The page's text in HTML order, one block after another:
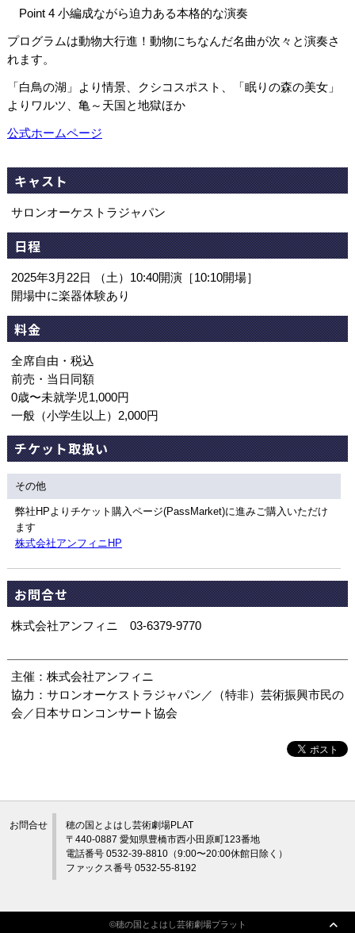
Point 4 小編成ながら迫力ある本格的な演奏
プログラムは動物大行進！動物にちなんだ名曲が次々と演奏さ
れます。
「白鳥の湖」より情景、クシコスポスト、「眠りの森の美女」
よりワルツ、亀～天国と地獄ほか
公式ホームページ
キャスト
サロンオーケストラジャパン
日程
2025年3月22日 （土）10:40開演［10:10開場］
開場中に楽器体験あり
料金
全席自由・税込
前売・当日同額
0歳〜未就学児1,000円
一般（小学生以上）2,000円
チケット取扱い
その他
弊社HPよりチケット購入ページ(PassMarket)に進みご購入いただけ
ます
株式会社アンフィニHP
お問合せ
株式会社アンフィニ 03-6379-9770
主催：株式会社アンフィニ
協力：サロンオーケストラジャパン／（特非）芸術振興市民の
会／日本サロンコンサート協会
お問合せ
穂の国とよはし芸術劇場PLAT
〒440-0887 愛知県豊橋市西小田原町123番地
電話番号 0532-39-8810（9:00〜20:00休館日除く）
ファックス番号 0532-55-8192
©穂の国とよはし芸術劇場プラット©穂の国とよはし芸術劇場プラット